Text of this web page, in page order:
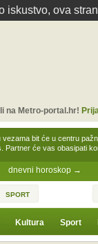
iskustvo, ova
dnevni horoskop →
vezama bit će u centru
Partner će vas obasipati
na Metro-portal.hr!
SPORT
Kultura Sport